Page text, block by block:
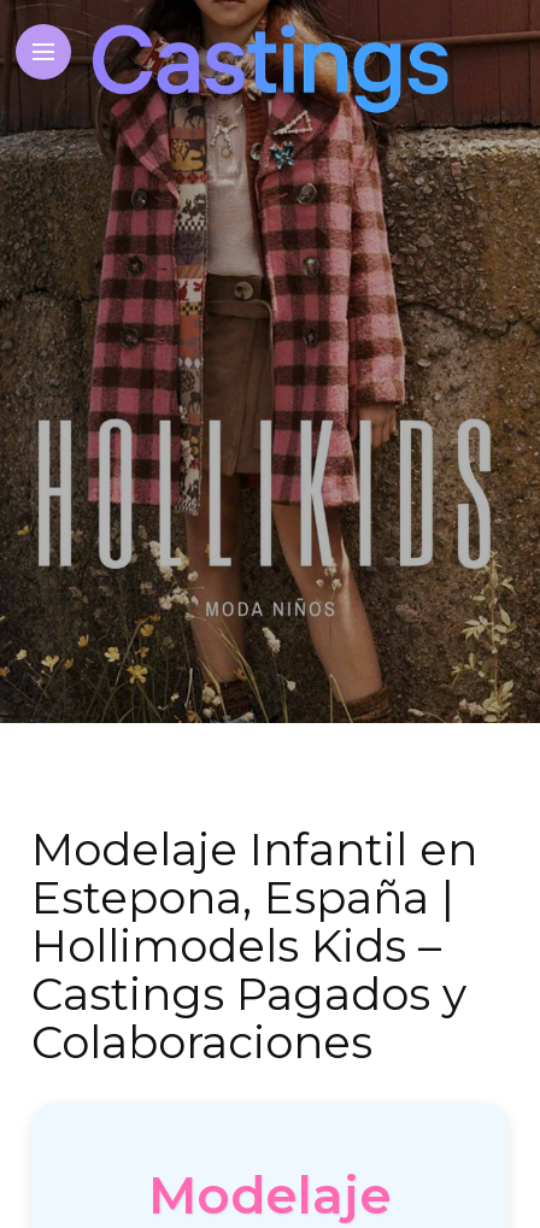
Modelaje Infantil en
Estepona, España |
Hollimodels Kids –
Castings Pagados y
Colaboraciones
Modelaje